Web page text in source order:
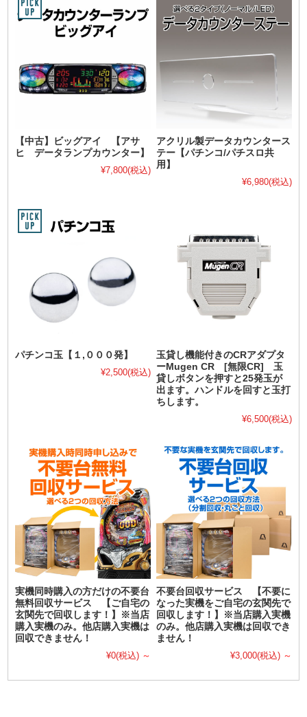
【中古】ビッグアイ 【アサ
ヒ データランプカウンター】
¥7,800(税込)
アクリル製データカウンタース
テー【パチンコ/パチスロ共
用】
¥6,980(税込)
パチンコ玉【１,０００発】
¥2,500(税込)
玉貸し機能付きのCRアダプタ
ーMugen CR [無限CR] 玉
貸しボタンを押すと25発玉が
出ます。ハンドルを回すと玉打
ちします。
¥6,500(税込)
実機同時購入の方だけの不要台
無料回収サービス 【ご自宅の
玄関先で回収します！】※当店
購入実機のみ。他店購入実機は
回収できません！
¥0(税込) ～
不要台回収サービス 【不要に
なった実機をご自宅の玄関先で
回収します！】※当店購入実機
のみ。他店購入実機は回収でき
ません！
¥3,000(税込) ～